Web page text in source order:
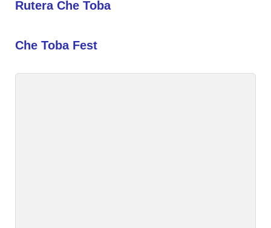
Rutera Che Toba
Che Toba Fest